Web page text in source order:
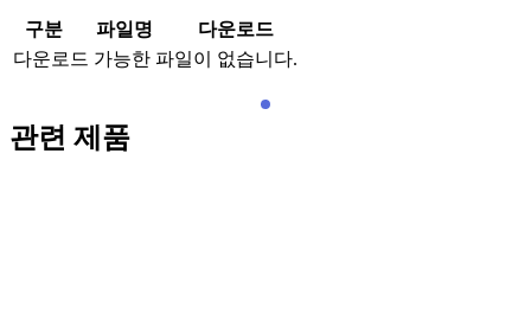
구분 파일명
다운로드
다운로드 가능한 파일이 없습니다.
관련 제품